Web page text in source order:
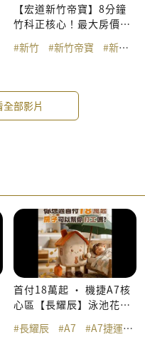
竹帝寶 #新竹建案 #新竹預
【宏道新竹帝寶】8分鐘
竹科正核心！最大房價凹
#新竹 #新竹帝寶 #新竹預售屋
全部影片
#新北大都會公園 #公園宅
湖預售屋 #美麗華生活圈 #
首付18萬起 ‧ 機捷A7核
心區【長耀辰】泳池花園
#長耀辰 #A7 #A7捷運站